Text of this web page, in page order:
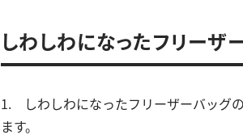
しわしわになったフリーザ
1. しわしわになったフリーザーバッグ
ます。